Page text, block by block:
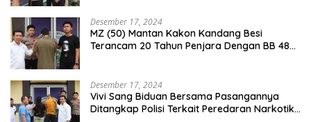
Desember 17, 2024
MZ (50) Mantan Kakon Kandang Besi
Terancam 20 Tahun Penjara Dengan BB 48
Desember 17, 2024
Vivi Sang Biduan Bersama Pasangannya
Ditangkap Polisi Terkait Peredaran Narkotika